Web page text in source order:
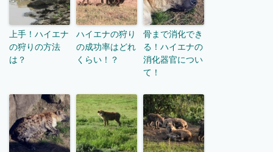
上手！ハイエナ
の狩りの方法
は？
ハイエナの狩り
の成功率はどれ
くらい！？
骨まで消化でき
る！ハイエナの
消化器官につい
て！